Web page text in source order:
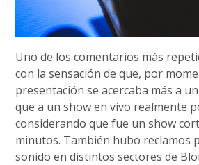
Uno de los comentarios más
con la sensación de que, por
presentación se acercaba más a
que a un show en vivo realmente
considerando que fue un show
minutos. También hubo reclamos
sonido en distintos sectores de